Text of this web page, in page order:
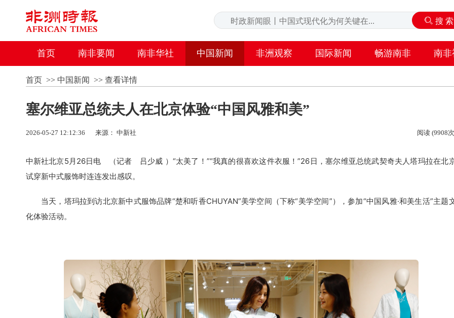
首页 南非要闻 南非华社 中国新闻 非洲观察 国际新闻 畅游南非 南非
首页>> 中国新闻 >> 查看详情
塞尔维亚总统夫人在北京体验“中国风雅和美”
2026-05-27 12:12:36 来源： 中新社 阅读 (9908
中新社北京5月26日电 （记者 吕少威 ）“太美了！”“我真的很喜欢这件衣服！”26日，塞尔维亚总统武契奇夫人塔玛拉在北
试穿新中式服饰时连连发出感叹。
当天，塔玛拉到访北京新中式服饰品牌“楚和听香CHUYAN”美学空间（下称“美学空间”），参加“中国风雅·和美生活”主题
化体验活动。